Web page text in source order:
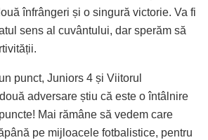
înfrângeri și o singură victorie. Va fi
sens al cuvântului, dar sperăm să
punct, Juniors 4 și Viitorul
adversare știu că este o întâlnire
Mai rămâne să vedem care
pe mijloacele fotbalistice, pentru